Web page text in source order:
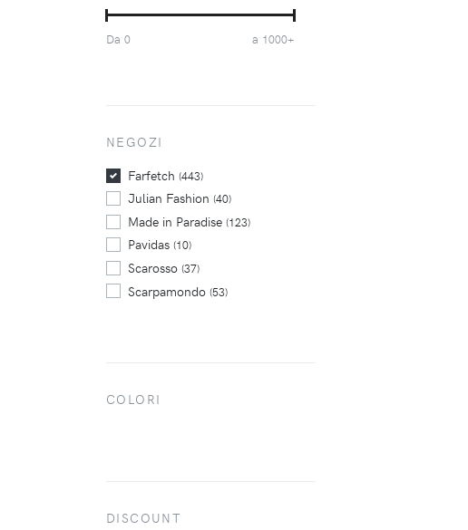
Officine Creative
Scarosso
Da 0 a 1000+
NEGOZI
Farfetch (443)
Julian Fashion (40)
Made in Paradise (123)
Pavidas (10)
Scarosso (37)
Scarpamondo (53)
COLORI
DISCOUNT